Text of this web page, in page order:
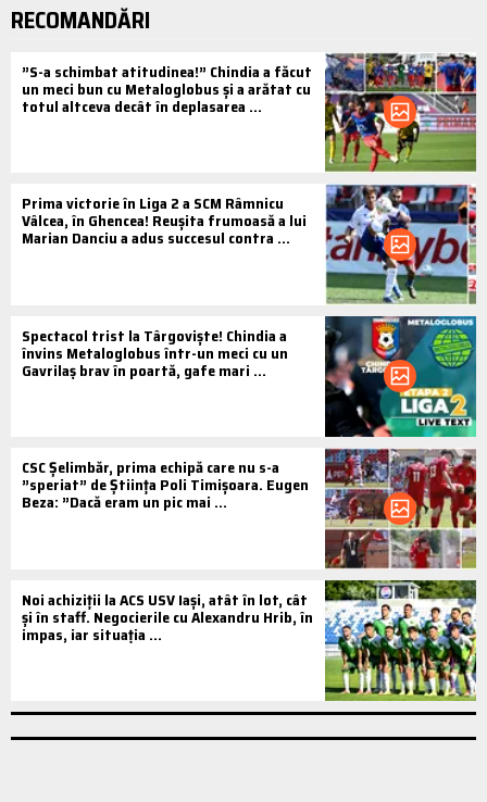
RECOMANDĂRI
”S-a schimbat atitudinea!” Chindia a făcut
un meci bun cu Metaloglobus și a arătat cu
totul altceva decât în deplasarea ...
Prima victorie în Liga 2 a SCM Râmnicu
Vâlcea, în Ghencea! Reușita frumoasă a lui
Marian Danciu a adus succesul contra ...
Spectacol trist la Târgoviște! Chindia a
învins Metaloglobus într-un meci cu un
Gavrilaș brav în poartă, gafe mari ...
CSC Şelimbăr, prima echipă care nu s-a
”speriat” de Știința Poli Timișoara. Eugen
Beza: ”Dacă eram un pic mai ...
Noi achiziții la ACS USV Iași, atât în lot, cât
și în staff. Negocierile cu Alexandru Hrib, în
impas, iar situația ...